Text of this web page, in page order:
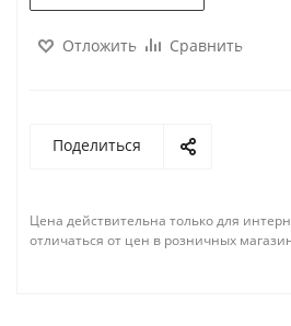
Отложить Сравнить
Поделиться
Цена действительна только для
отличаться от цен в розничных